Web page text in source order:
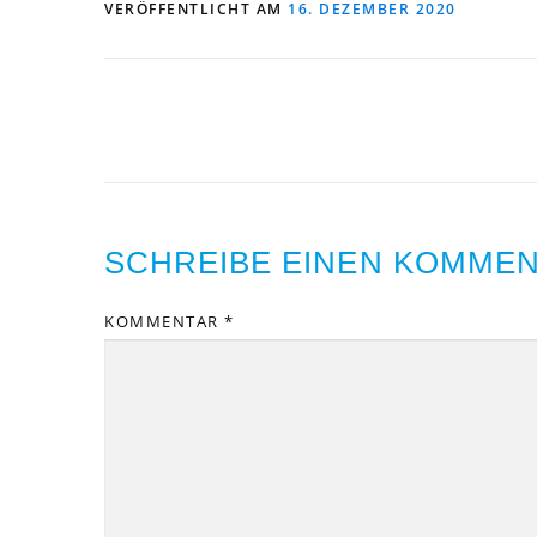
VERÖFFENTLICHT AM 16. DEZEMBER 2020
SCHREIBE EINEN
KOMMENTAR *